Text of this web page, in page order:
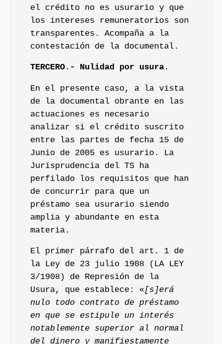
el crédito no es usurario y que
los intereses remuneratorios son
transparentes. Acompaña a la
contestación de la documental.
TERCERO.- Nulidad por usura .
En el presente caso, a la vista
de la documental obrante en las
actuaciones es necesario
analizar si el crédito suscrito
entre las partes de fecha 15 de
Junio de 2005 es usurario. La
Jurisprudencia del TS ha
perfilado los requisitos que han
de concurrir para que un
préstamo sea usurario siendo
amplia y abundante en esta
materia.
El primer párrafo del art. 1 de
la Ley de 23 julio 1908 (LA LEY
3/1908) de Represión de la
Usura, que establece: «[s]erá
nulo todo contrato de préstamo
en que se estipule un interés
notablemente superior al normal
del dinero y manifiestamente